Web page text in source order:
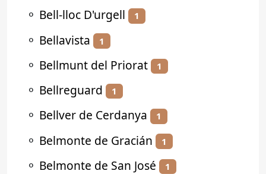
⚬ Bell-lloc D'urgell 1
⚬ Bellavista 1
⚬ Bellmunt del Priorat 1
⚬ Bellreguard 1
⚬ Bellver de Cerdanya 1
⚬ Belmonte de Gracián 1
⚬ Belmonte de San José 1